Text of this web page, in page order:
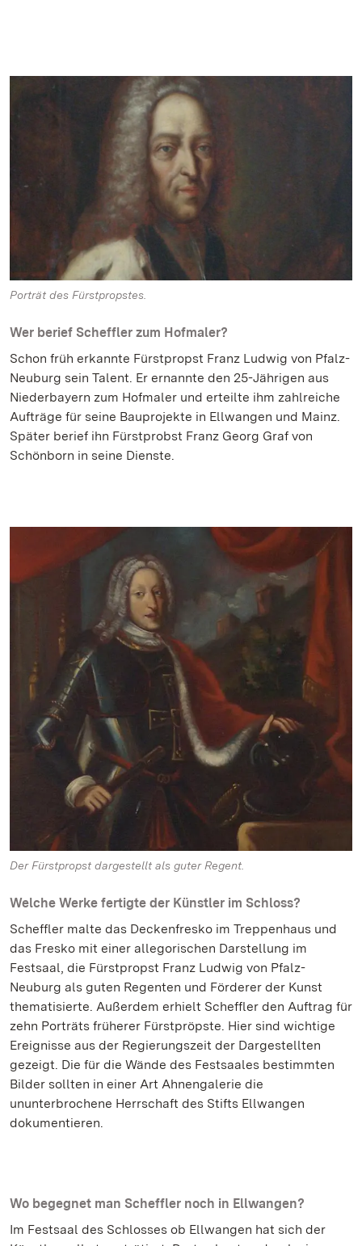
Porträt des Fürstpropstes.
Wer berief Scheffler zum Hofmaler?
Schon früh erkannte Fürstpropst Franz Ludwig von Pfalz-
Neuburg sein Talent. Er ernannte den 25-Jährigen aus
Niederbayern zum Hofmaler und erteilte ihm zahlreiche
Aufträge für seine Bauprojekte in Ellwangen und Mainz.
Später berief ihn Fürstprobst Franz Georg Graf von
Schönborn in seine Dienste.
Der Fürstpropst dargestellt als guter Regent.
Welche Werke fertigte der Künstler im Schloss?
Scheffler malte das Deckenfresko im Treppenhaus und
das Fresko mit einer allegorischen Darstellung im
Festsaal, die Fürstpropst Franz Ludwig von Pfalz-
Neuburg als guten Regenten und Förderer der Kunst
thematisierte. Außerdem erhielt Scheffler den Auftrag für
zehn Porträts früherer Fürstpröpste. Hier sind wichtige
Ereignisse aus der Regierungszeit der Dargestellten
gezeigt. Die für die Wände des Festsaales bestimmten
Bilder sollten in einer Art Ahnengalerie die
ununterbrochene Herrschaft des Stifts Ellwangen
dokumentieren.
Wo begegnet man Scheffler noch in Ellwangen?
Im Festsaal des Schlosses ob Ellwangen hat sich der